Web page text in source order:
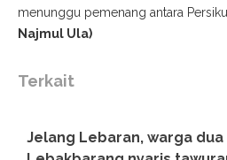
menunggu pemenang antara
Najmul Ula)
Terkait
Jelang Lebaran, warga